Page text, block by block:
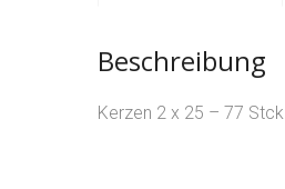
Beschreibung
Kerzen 2 x 25 – 77 Stck